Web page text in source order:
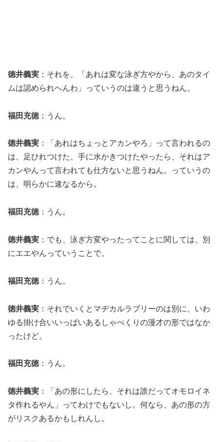
徳井義実 ：それを、「あれは変な泳ぎ方やから、あのタイ
ムは認められへんわ」っていうのは違うと思うねん。
福田充徳：うん。
徳井義実 ：「あれはちょっとアカンやろ」って言われるの
は、足ひれつけた、手に水かきつけたやったら、それはア
カンやんって言われても仕方ないと思うねん。っていうの
は、明らかに速なるから。
福田充徳：うん。
徳井義実 ：でも、泳ぎ方変やったってことに関しては、別
にエエやんっていうことで。
福田充徳：うん。
徳井義実 ：それでいくとマヂカルラブリーのは別に、いわ
ゆる掛け合いいっぱいあるしゃべくりの漫才の形ではなか
ったけど。
福田充徳：うん。
徳井義実 ：「あの形にしたら、それは誰だってオモロイネ
タ作れるやん」ってわけでもないし。何なら、あの形の方
がリスクあるかもしれんし。